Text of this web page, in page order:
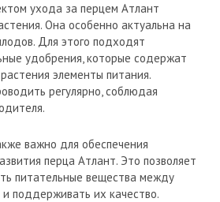
ухода за перцем Атлант
Она особенно актуальна на
Для этого подходят
удобрения, которые содержат
элементы питания.
регулярно, соблюдая
важно для обеспечения
перца Атлант. Это позволяет
питательные вещества между
поддерживать их качество.